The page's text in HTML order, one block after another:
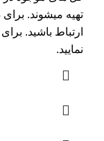
تهیه میشوند.
ارتباط باشید.
نمایید.